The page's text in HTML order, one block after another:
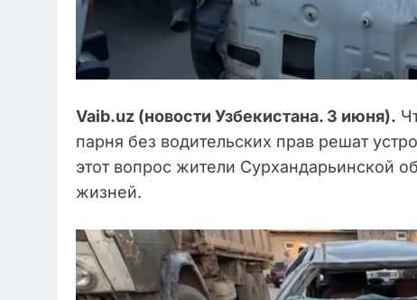
Vaib.uz (новости Узбекистана. 3 июня).
парня без водительских прав решат
этот вопрос жители Сурхандарьинской
жизней.